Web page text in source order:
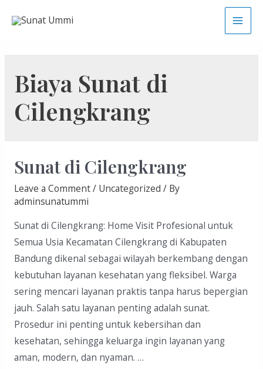
Main
Biaya Sunat di
Cilengkrang
Sunat di Cilengkrang
Leave a Comment/ Uncategorized / By
adminsunatummi
Sunat di Cilengkrang: Home Visit Profesional untuk
Semua Usia Kecamatan Cilengkrang di Kabupaten
Bandung dikenal sebagai wilayah berkembang dengan
kebutuhan layanan kesehatan yang fleksibel. Warga
sering mencari layanan praktis tanpa harus bepergian
jauh. Salah satu layanan penting adalah sunat.
Prosedur ini penting untuk kebersihan dan
kesehatan, sehingga keluarga ingin layanan yang
aman, modern, dan nyaman. …